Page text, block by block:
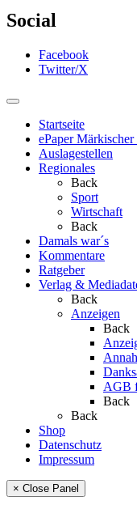
Social
Facebook
Twitter/X
Startseite
ePaper
Auslagestellen
Regionales
Back
Sport
Wirtschaft
Back
Damals war´s
Kommentare
Ratgeber
Verlag &
Back
Anzeigen
Back
AGB
Back
Back
Shop
Datenschutz
Impressum
× Close Panel